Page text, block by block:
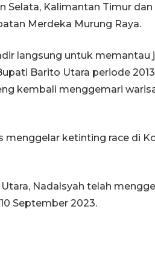
Selata, Kalimantan Timur
Merdeka Murung Raya.
langsung untuk memantau
Barito Utara periode
kembali menggemari
ketinting race di
Nadalsyah telah
September 2023.